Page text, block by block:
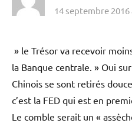
14 septembre 2016
» le Trésor va recevoir
la Banque centrale. » Oui
Chinois se sont retirés
c’est la FED qui est en
Le comble serait un «